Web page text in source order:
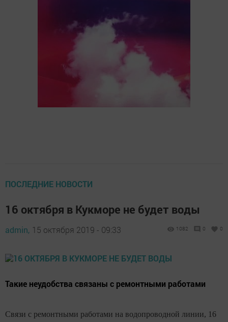
ПОСЛЕДНИЕ НОВОСТИ
16 октября в Кукморе не будет воды
admin, 15 октября 2019 - 09:33 1082 0 0
Такие неудобства связаны с ремонтными работами
Связи с ремонтными работами на водопроводной линии, 16